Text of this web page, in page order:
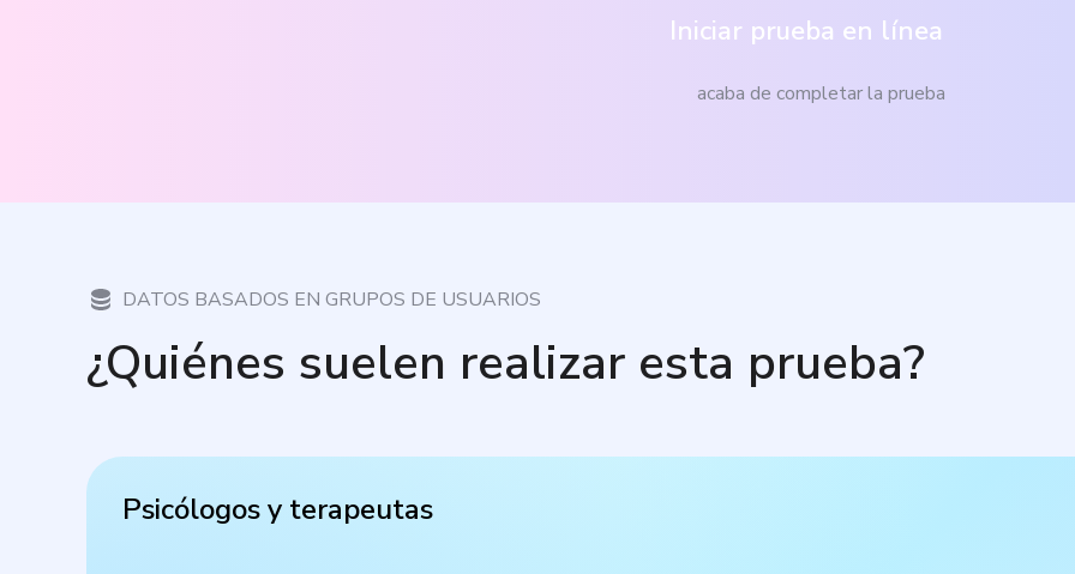
Iniciar prueba en línea
acaba de completar la prueba
DATOS BASADOS EN GRUPOS DE USUARIOS
¿Quiénes suelen realizar esta prueba?
Psicólogos y terapeutas